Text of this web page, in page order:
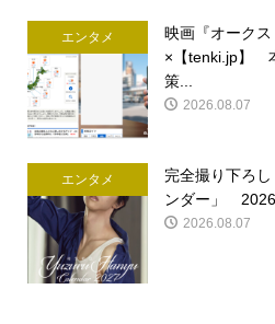
エンタメ
映画『オークス
×【tenki.jp】
策...
2026.08.07
エンタメ
完全撮り下ろ
ンダー」
2026.08.07